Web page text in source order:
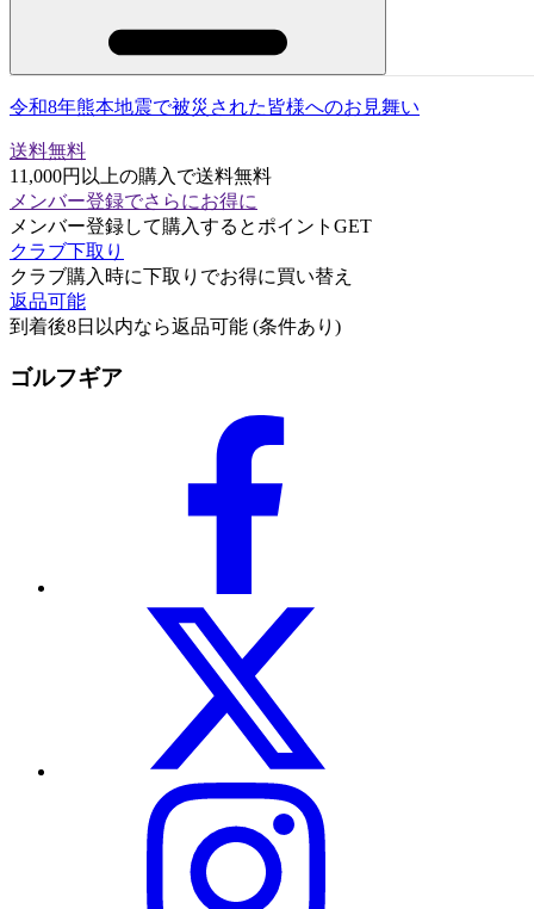
令和8年熊本地震で被災された皆様へのお見舞い
送料無料
11,000円以上の購入で送料無料
メンバー登録でさらにお得に
メンバー登録して購入するとポイントGET
クラブ下取り
クラブ購入時に下取りでお得に買い替え
返品可能
到着後8日以内なら返品可能 (条件あり)
ゴルフギア